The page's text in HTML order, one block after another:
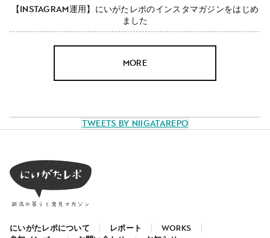
【Instagram運用】にいがたレポのインスタマガジンをはじめ
ました
MORE
Tweets by NiigataRepo
にいがたレポについて レポート
WORKS